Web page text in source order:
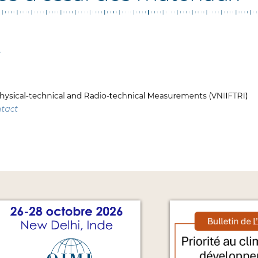
technical and Radio-technical Measurements (VNIIFTRI)